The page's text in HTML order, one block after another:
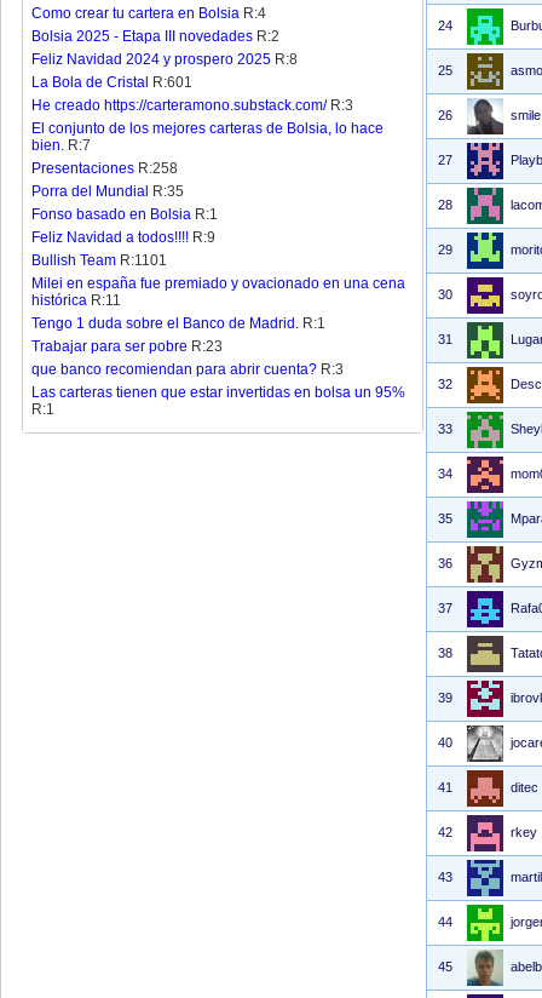
Como crear tu cartera en Bolsia R:4
Bolsia 2025 - Etapa III novedades R:2
Feliz Navidad 2024 y prospero 2025 R:8
La Bola de Cristal R:601
He creado https://carteramono.substack.com/R:3
El conjunto de los mejores carteras de Bolsia, lo hace
bien. R:7
Presentaciones R:258
Porra del Mundial R:35
Fonso basado en Bolsia R:1
Feliz Navidad a todos!!!! R:9
Bullish Team R:1101
Milei en españa fue premiado y ovacionado en una cena
histórica R:11
Tengo 1 duda sobre el Banco de Madrid. R:1
Trabajar para ser pobre R:23
que banco recomiendan para abrir cuenta? R:3
Las carteras tienen que estar invertidas en bolsa un 95%
R:1
24
25
26 smile
27
28
29
30
31
32
33
34
35
36
37
38
39
40
41 ditec
42 rkey
43
44
45